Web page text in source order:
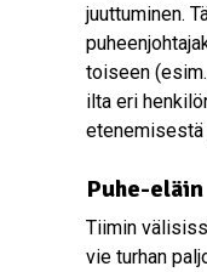
juuttuminen.
toiseen
ilta eri
etenemisestä
Puhe-eläin
Tiimin
vie turhan